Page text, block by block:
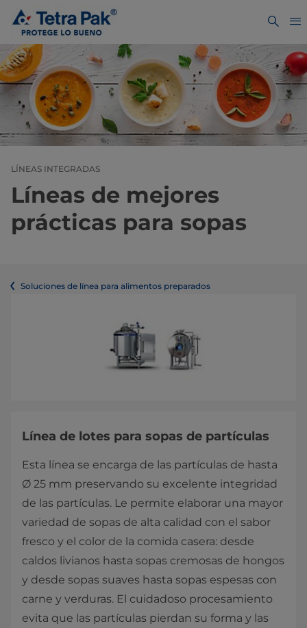
LÍNEAS INTEGRADAS
Líneas de mejores
prácticas para sopas
Soluciones de línea para alimentos preparados
Línea de lotes para sopas de partículas
Esta línea se encarga de las partículas de hasta
Ø 25 mm preservando su excelente integridad
de las partículas. Le permite elaborar una mayor
variedad de sopas de alta calidad con el sabor
fresco y el color de la comida casera: desde
caldos livianos hasta sopas cremosas de hongos
y desde sopas suaves hasta sopas espesas con
carne y verduras. El cuidadoso procesamiento
evita que las partículas pierdan su forma y las